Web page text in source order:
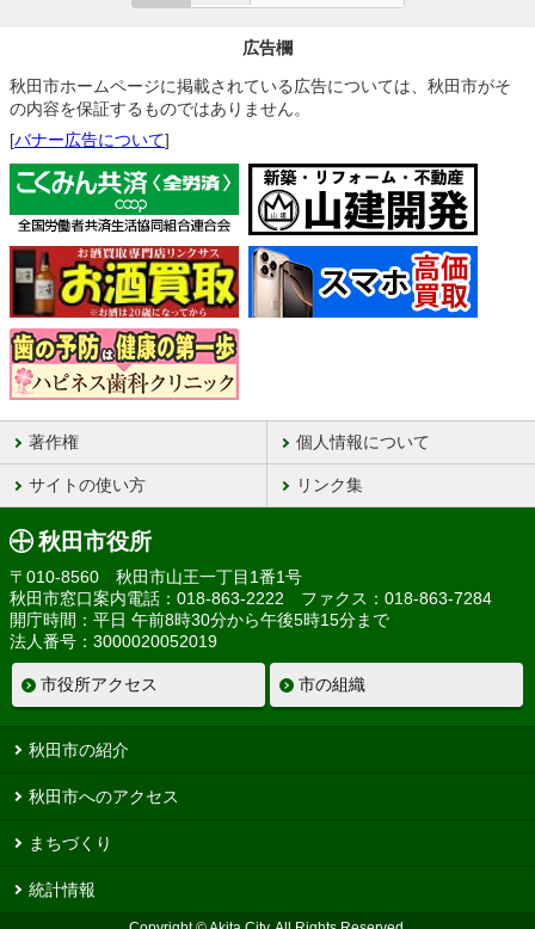
広告欄
秋田市ホームページに掲載されている広告については、秋田市がそ
の内容を保証するものではありません。
[バナー広告について]
著作権 個人情報について
サイトの使い方 リンク集
秋田市役所
〒010-8560 秋田市山王一丁目1番1号
秋田市窓口案内電話：018-863-2222 ファクス：018-863-7284
開庁時間：平日 午前8時30分から午後5時15分まで
法人番号：3000020052019
市役所アクセス 市の組織
秋田市の紹介
秋田市へのアクセス
まちづくり
統計情報